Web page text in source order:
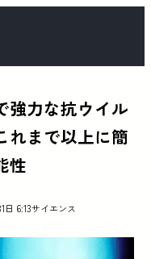
強力な抗ウイル
れまで以上に簡
性
日 6:13サイエンス